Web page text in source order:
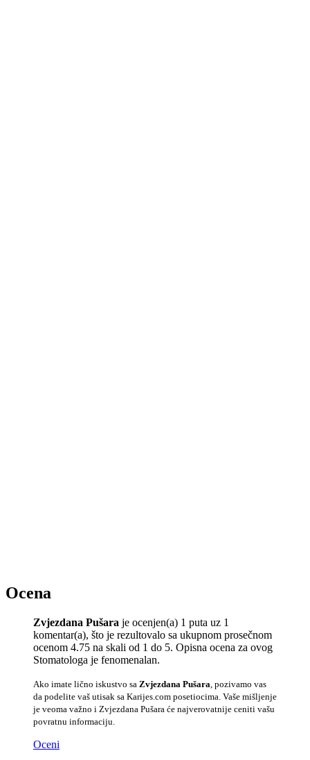
Ocena
Zvjezdana Pušara je ocenjen(a) 1 puta uz 1
komentar(a), što je rezultovalo sa ukupnom prosečnom
ocenom 4.75 na skali od 1 do 5. Opisna ocena za ovog
Stomatologa je fenomenalan.
Ako imate lično iskustvo sa Zvjezdana Pušara , pozivamo vas
da podelite vaš utisak sa Karijes.com posetiocima. Vaše mišljenje
je veoma važno i Zvjezdana Pušara će najverovatnije ceniti vašu
povratnu informaciju.
Oceni